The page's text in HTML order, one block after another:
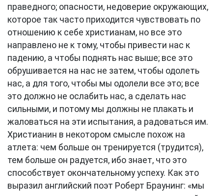
праведного; опасности, недоверие окружающих,
которое так часто приходится чувствовать по
отношению к себе христианам, но все это
направлено не к тому, чтобы привести нас к
падению, а чтобы поднять нас выше; все это
обрушивается на нас не затем, чтобы одолеть
нас, а для того, чтобы мы одолели все это; все
это должно не ослабить нас, а сделать нас
сильными, и потому мы должны не плакать и
жаловаться на эти испытания, а радоваться им.
Христианин в некотором смысле похож на
атлета: чем больше он тренируется (трудится),
тем больше он радуется, ибо знает, что это
способствует окончательному успеху. Как это
выразил английский поэт Роберт Браунинг: «мы